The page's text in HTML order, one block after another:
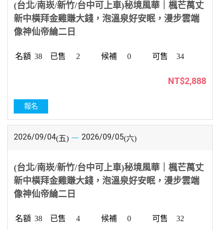
(台北/南崁/新竹/台中可上車)秘境風華｜楓芒萬丈
新中橫拜金雞賺大錢，泡溫泉好安眠，漫步雲端
像神仙帝綸二日
38 2 0 34
NT$2,888
報名
2026/09/04(五) 2026/09/05(六)
(台北/南崁/新竹/台中可上車)秘境風華｜楓芒萬丈
新中橫拜金雞賺大錢，泡溫泉好安眠，漫步雲端
像神仙帝綸二日
38 4 0 32